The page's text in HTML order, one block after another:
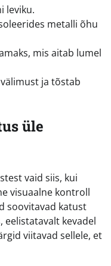
leviku.
metalli õhu
mis aitab lumel
ja tõstab
üle
vaid siis, kui
visuaalne kontroll
soovitavad katust
kevadel
viitavad sellele, et